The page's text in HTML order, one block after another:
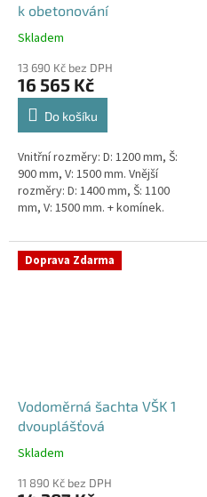
k obetonování
Průměrné
produktu
je
5,0
hvězdiček.
Skladem
13 690 Kč bez DPH
16 565 Kč
Do košíku
Vnitřní rozměry: D: 1200 mm, Š:
900 mm, V: 1500 mm. Vnější
rozměry: D: 1400 mm, Š: 1100
mm, V: 1500 mm. + komínek.
obetonování - pojízdná i pod...
Doprava Zdarma
Vodoměrná šachta VŠK 1
dvouplášťová
Průměrné
produktu
Skladem
11 890 Kč bez DPH